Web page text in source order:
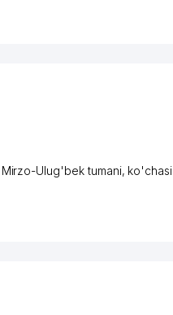
Mirzo-Ulug'bek tumani, ko'chasi